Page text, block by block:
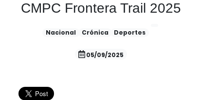
CMPC Frontera Trail 2025
Nacional Crónica Deportes
05/09/2025